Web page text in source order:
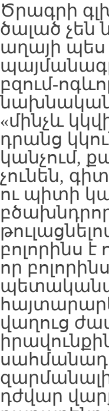
Ծրագրի
ծալած չեն
աղայի պես
բզում-
նախնական
«մինչև
դրանց
կանչում,
չունեն,
ու պիտի
բոլորինս է
որ
վաղուց
դժվար